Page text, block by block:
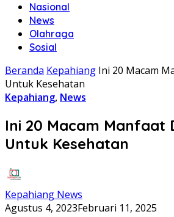
Nasional
News
Olahraga
Sosial
Beranda Kepahiang Ini 20 Macam
Untuk Kesehatan
Kepahiang, News
Ini 20 Macam Manfaat
Untuk Kesehatan
Kepahiang News
Agustus 4, 2023Februari 11, 2025